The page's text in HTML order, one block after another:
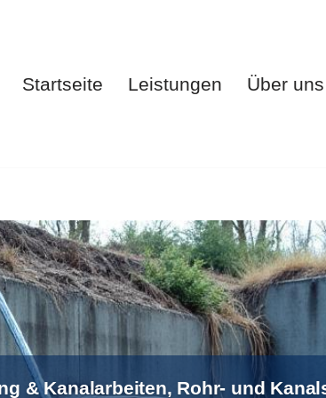
Startseite Leistungen Über uns
Startseite Leistungen
& Kanalarbeiten, Rohr- und